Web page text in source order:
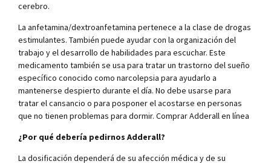
cerebro.
La anfetamina/dextroanfetamina pertenece a la clase de drogas
estimulantes. También puede ayudar con la organización del
trabajo y el desarrollo de habilidades para escuchar. Este
medicamento también se usa para tratar un trastorno del sueño
específico conocido como narcolepsia para ayudarlo a
mantenerse despierto durante el día. No debe usarse para
tratar el cansancio o para posponer el acostarse en personas
que no tienen problemas para dormir. Comprar Adderall en línea
¿Por qué debería pedirnos Adderall?
La dosificación dependerá de su afección médica y de su